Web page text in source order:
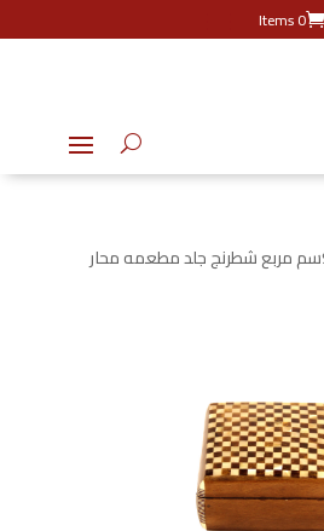
0 Items
/ علبة 9سم مربع شطرنج جلد مطعمه محار